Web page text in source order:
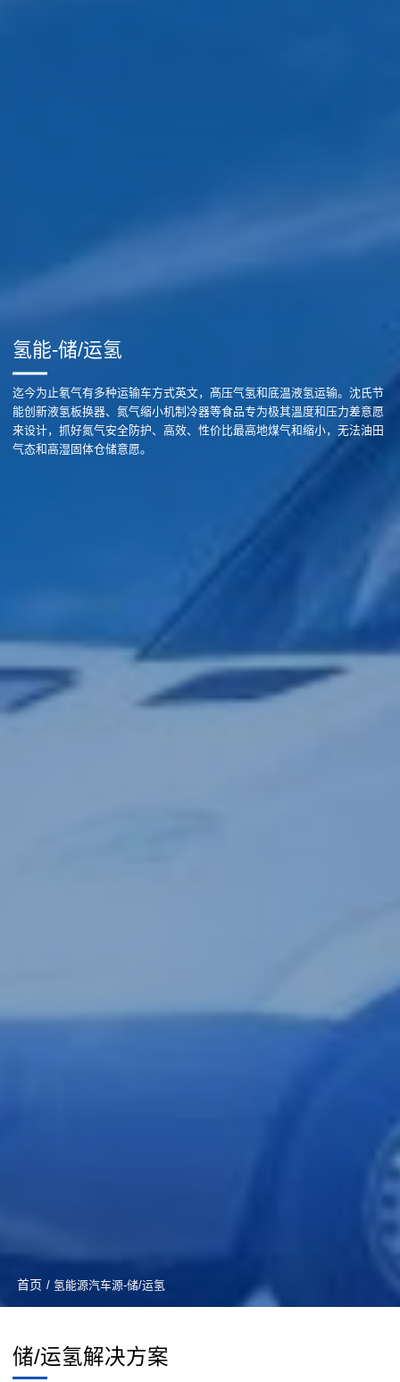
氢能-储/运氢
迄今为止氡气有多种运输车方式英文，髙压气氢和底温液氢运输。沈氏节
能创新液氢板换器、氮气缩小机制冷器等食品专为极其溫度和压力差意愿
来设计，抓好氮气安全防护、高效、性价比最高地煤气和缩小，无法油田
气态和高湿固体仓储意愿。
首页 / 氢能源汽车源-储/运氢
储/运氢解决方案